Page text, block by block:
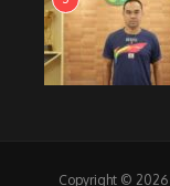
Copyright © 2026